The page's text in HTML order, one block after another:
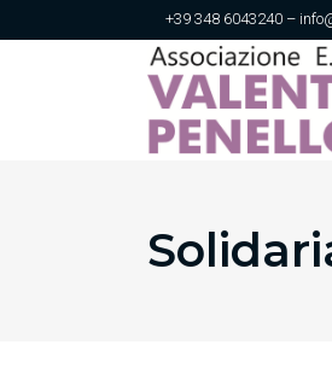
+39 348 6043240 –